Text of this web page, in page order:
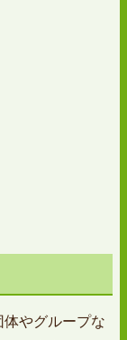
やグループな